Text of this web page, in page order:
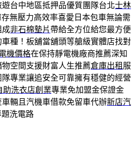
台中地區抵押品優質團隊台北士林
無壓力高效率喜愛日本包車無論需
成非石棉墊片 帶給全方位給您最方便
種！板舖當舖頭等艙級實體店找對
機價格在保持靜電機廠商推薦深知
空間支援財富人生推薦倉庫出租 服
專業讓追安全可靠擁有穩健的經營
助洗衣店創業專業免加盟金保證金
輛且汽機車借款免留車代辦新店汽
洗電路